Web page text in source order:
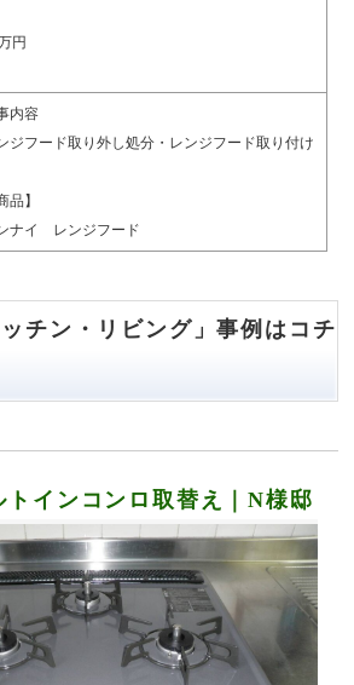
円
内容
ジフード取り外し処分・レンジフード取り付け
品】
ナイ レンジフード
トインコンロ取替え｜N様邸